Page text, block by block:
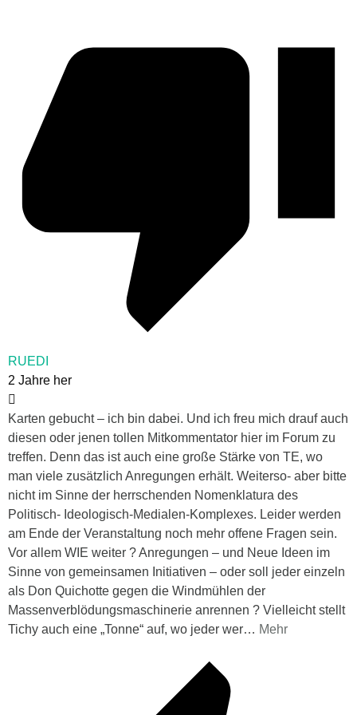
RUEDI
2 Jahre her
Karten gebucht – ich bin dabei. Und ich freu mich drauf auch
diesen oder jenen tollen Mitkommentator hier im Forum zu
treffen. Denn das ist auch eine große Stärke von TE, wo
man viele zusätzlich Anregungen erhält. Weiterso- aber bitte
nicht im Sinne der herrschenden Nomenklatura des
Politisch- Ideologisch-Medialen-Komplexes. Leider werden
am Ende der Veranstaltung noch mehr offene Fragen sein.
Vor allem WIE weiter ? Anregungen – und Neue Ideen im
Sinne von gemeinsamen Initiativen – oder soll jeder einzeln
als Don Quichotte gegen die Windmühlen der
Massenverblödungsmaschinerie anrennen ? Vielleicht stellt
Tichy auch eine „Tonne“ auf, wo jeder wer… Mehr